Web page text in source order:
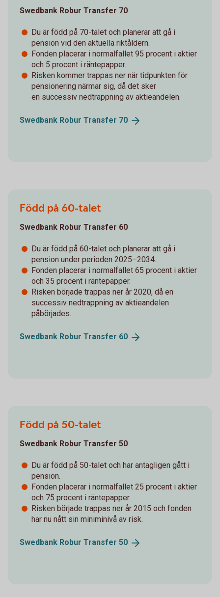
Swedbank Robur Transfer 70
Du är född på 70-talet och planerar att gå i
pension vid den aktuella riktåldern.
Fonden placerar i normalfallet 95 procent i aktier
och 5 procent i räntepapper.
Risken kommer trappas ner när tidpunkten för
pensionering närmar sig, då det sker
en successiv nedtrappning av aktieandelen.
Swedbank Robur Transfer 70
Född på 60-talet
Swedbank Robur Transfer 60
Du är född på 60-talet och planerar att gå i
pension under perioden 2025–2034.
Fonden placerar i normalfallet 65 procent i aktier
och 35 procent i räntepapper.
Risken började trappas ner år 2020, då en
successiv nedtrappning av aktieandelen
påbörjades.
Swedbank Robur Transfer 60
Född på 50-talet
Swedbank Robur Transfer 50
Du är född på 50-talet och har antagligen gått i
pension.
Fonden placerar i normalfallet 25 procent i aktier
och 75 procent i räntepapper.
Risken började trappas ner år 2015 och fonden
har nu nått sin miniminivå av risk.
Swedbank Robur Transfer 50